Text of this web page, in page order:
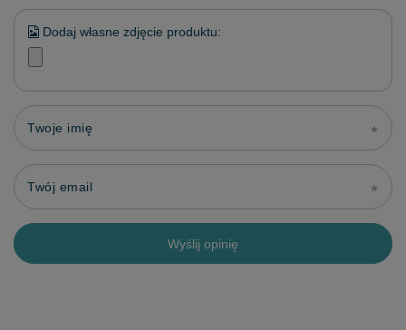
Dodaj własne zdjęcie produktu:
Twoje imię
Twój email
Wyślij opinię